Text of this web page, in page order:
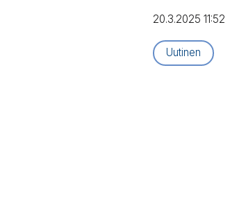
20.3.2025 11:52
Artikkelityyppi:
Uutinen